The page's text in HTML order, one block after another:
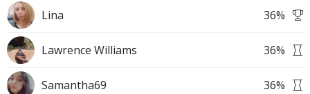
Lina 36%
Lawrence Williams 36%
Samantha69 36%